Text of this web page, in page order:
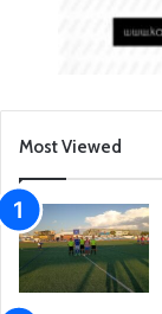
Most Viewed